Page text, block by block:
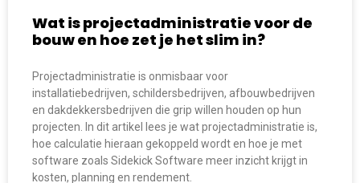
Wat is projectadministratie voor de
bouw en hoe zet je het slim in?
Projectadministratie is onmisbaar voor
installatiebedrijven, schildersbedrijven, afbouwbedrijven
en dakdekkersbedrijven die grip willen houden op hun
projecten. In dit artikel lees je wat projectadministratie is,
hoe calculatie hieraan gekoppeld wordt en hoe je met
software zoals Sidekick Software meer inzicht krijgt in
kosten, planning en rendement.